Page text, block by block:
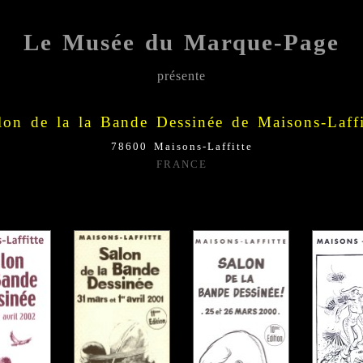
Le Musée du Marque-Page
présente
de la la Bande Dessinée de Maisons-
78600 Maisons-Laffitte
FRANCE